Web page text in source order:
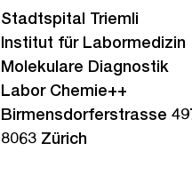
Stadtspital Triemli
Institut für Labormedizin
Molekulare Diagnostik
Labor Chemie++
Birmensdorferstrasse
8063 Zürich